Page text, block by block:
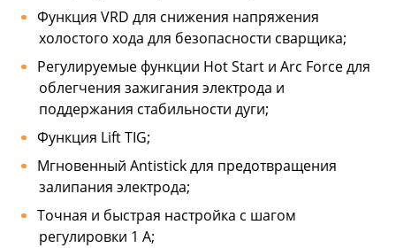
Функция VRD для снижения напряжения
холостого хода для безопасности сварщика;
Регулируемые функции Hot Start и Arc Force для
облегчения зажигания электрода и
поддержания стабильности дуги;
Функция Lift TIG;
Мгновенный Antistick для предотвращения
залипания электрода;
Точная и быстрая настройка с шагом
регулировки 1 А;